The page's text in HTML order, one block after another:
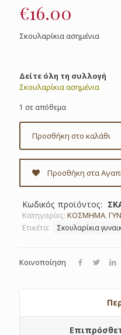
€16.00
Σκουλαρίκια ασημένια
Δείτε όλη τη συλλογή
Σκουλαρίκια ασημένια
1 σε απόθεμα
Προσθήκη στο καλάθι
Προσθήκη στα
Κωδικός προϊόντος:
Κατηγορίες: ΚΟΣΜΗΜΑ,
Ετικέτα:
Σκουλαρίκια
Κοινοποίηση